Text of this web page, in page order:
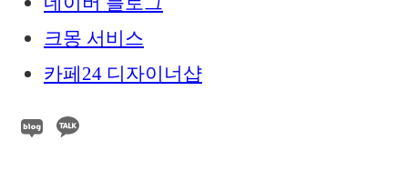
크몽 서비스
카페24 디자이너샵